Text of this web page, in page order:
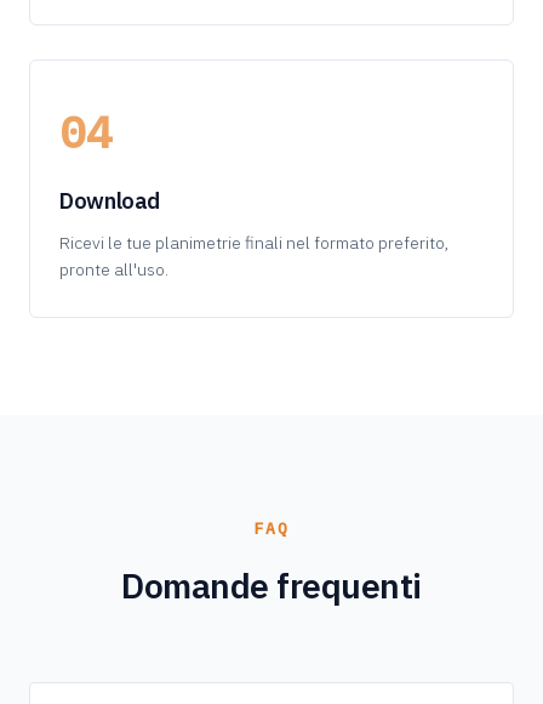
04
Download
Ricevi le tue planimetrie finali nel formato preferito,
pronte all'uso.
FAQ
Domande frequenti